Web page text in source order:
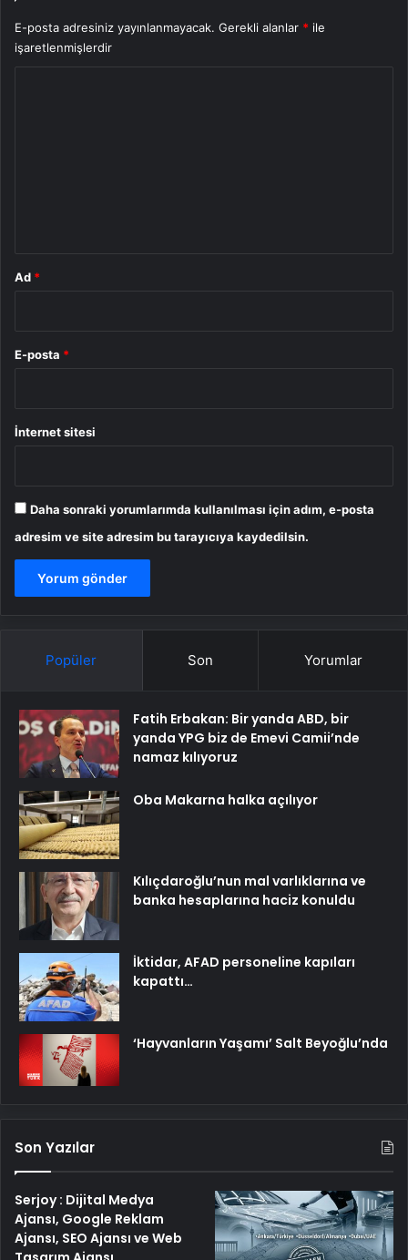
E-posta adresiniz yayınlanmayacak. Gerekli alanlar * ile
işaretlenmişlerdir
Ad *
E-posta *
İnternet sitesi
Daha sonraki yorumlarımda kullanılması için adım, e-posta
adresim ve site adresim bu tarayıcıya kaydedilsin.
Popüler Son Yorumlar
Fatih Erbakan: Bir yanda ABD, bir
yanda YPG biz de Emevi Camii’nde
namaz kılıyoruz
Oba Makarna halka açılıyor
Kılıçdaroğlu’nun mal varlıklarına ve
banka hesaplarına haciz konuldu
İktidar, AFAD personeline kapıları
kapattı…
‘Hayvanların Yaşamı’ Salt Beyoğlu’nda
Son Yazılar
Serjoy : Dijital Medya
Ajansı, Google Reklam
Ajansı, SEO Ajansı ve Web